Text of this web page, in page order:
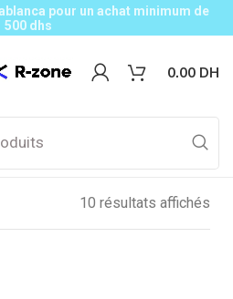
pour un achat minimum de
500 dhs
0.00 DH
10 résultats affichés